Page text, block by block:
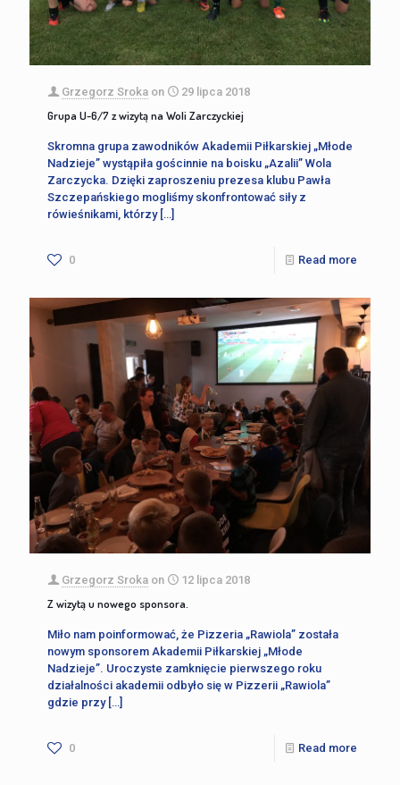
Grzegorz Sroka on 29 lipca 2018
Grupa U-6/7 z wizytą na Woli Zarczyckiej
Skromna grupa zawodników Akademii Piłkarskiej „Młode
Nadzieje” wystąpiła gościnnie na boisku „Azalii” Wola
Zarczycka. Dzięki zaproszeniu prezesa klubu Pawła
Szczepańskiego mogliśmy skonfrontować siły z
rówieśnikami, którzy[…]
0 Read more
Grzegorz Sroka on 12 lipca 2018
Z wizytą u nowego sponsora.
Miło nam poinformować, że Pizzeria „Rawiola” została
nowym sponsorem Akademii Piłkarskiej „Młode
Nadzieje”. Uroczyste zamknięcie pierwszego roku
działalności akademii odbyło się w Pizzerii „Rawiola”
gdzie przy[…]
0 Read more